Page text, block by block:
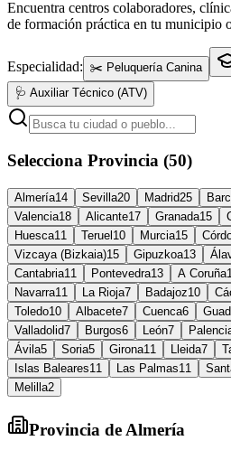
Encuentra centros colaboradores,
de formación práctica en tu municipio
Especialidad: ✂️ Peluquería Canina
🩺 Auxiliar Técnico (ATV)
Selecciona Provincia (50)
Almería14 Sevilla20 Madrid25
Valencia18 Alicante17 Granada15
Huesca11 Teruel 10 Murcia15
Vizcaya (Bizkaia)15 Gipuzkoa13
Cantabria11 Pontevedra13 A Coruña
Navarra11 La Rioja7 Badajoz10
Toledo10 Albacete7 Cuenca6
Valladolid7 Burgos6 León7
Ávila5 Soria5 Girona11 Lleida7
Islas Baleares11 Las Palmas11
Melilla2
Provincia de Almería